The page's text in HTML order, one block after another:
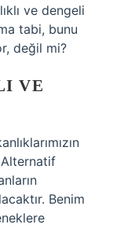
ve dengeli
tabi, bunu
değil mi?
VE
Alternatif
Benim